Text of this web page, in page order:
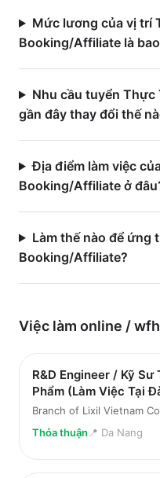
Mức lương của vị trí
Booking/Affiliate là
Nhu cầu tuyển
gần đây thay đổi thế
Địa điểm làm việc
Booking/Affiliate ở
Làm thế nào để ứng
Booking/Affiliate?
Việc làm online / wfh
R&D Engineer / Kỹ
Phẩm (Làm Việc Tại
Branch of Lixil Vietnam
Thỏa thuận 📍 Da Nang